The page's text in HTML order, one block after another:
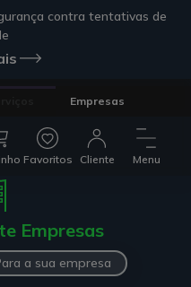
contra tentativas de
Empresas
Favoritos Cliente Menu
Empresas
a sua empresa